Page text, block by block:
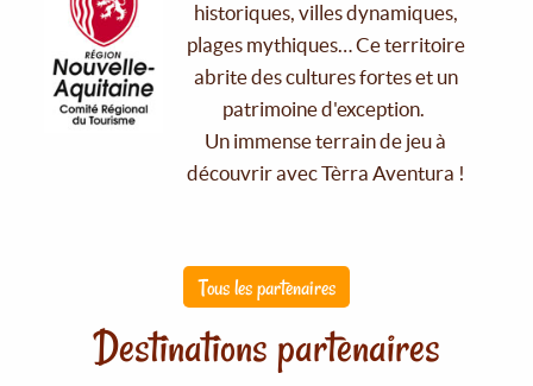
historiques, villes dynamiques,
plages mythiques… Ce territoire
abrite des cultures fortes et un
patrimoine d'exception.
Un immense terrain de jeu à
découvrir avec Tèrra Aventura !
Tous les partenaires
Destinations partenaires